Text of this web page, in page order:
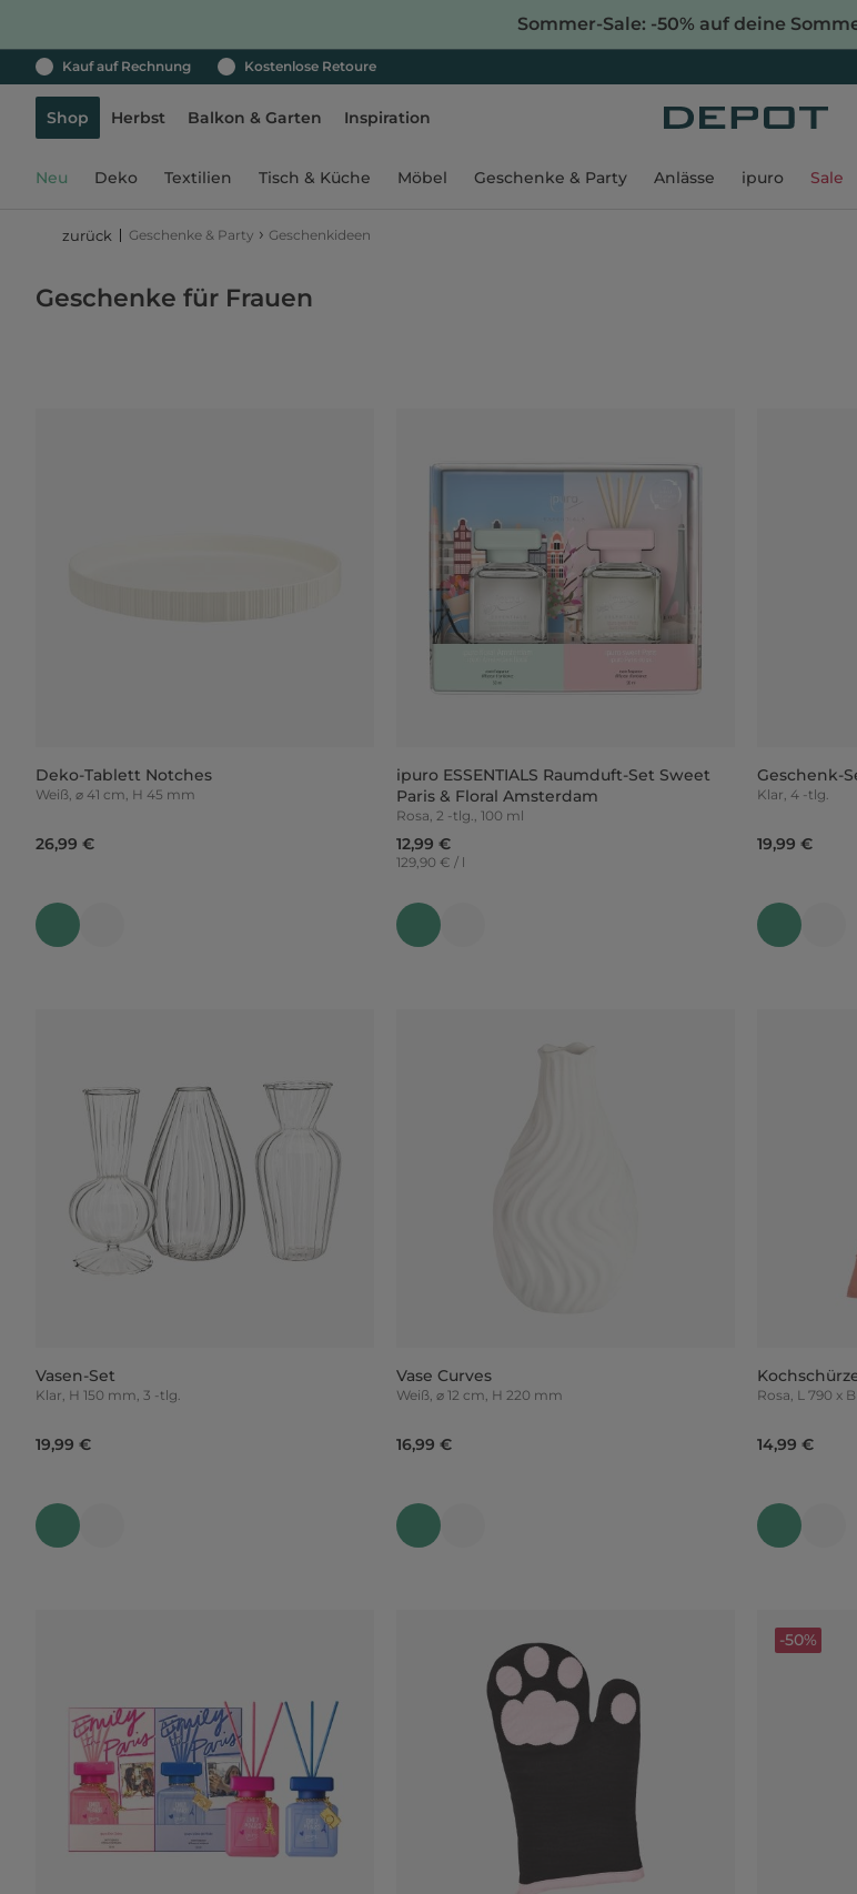
Sommer-Sale: -50% auf deine
Kauf auf Rechnung Kostenlose Retoure
Shop Herbst Balkon & Garten Inspiration
Neu Deko Textilien Tisch & Küche Möbel Geschenke & Party Anlässe ipuro Sale
zurück Geschenke & Party › Geschenkideen
Geschenke für Frauen
Deko-Tablett Notches
Weiß, ⌀ 41 cm, H 45 mm
26,99 €
ipuro ESSENTIALS Raumduft-Set Sweet
Paris & Floral Amsterdam
Rosa, 2 -tlg., 100 ml
12,99 €
129,90 € / l
Geschenk-
Klar, 4 -tlg.
19,99 €
Vasen-Set
Klar, H 150 mm, 3 -tlg.
19,99 €
Vase Curves
Weiß, ⌀ 12 cm, H 220 mm
16,99 €
Rosa, L
14,99 €
-50%